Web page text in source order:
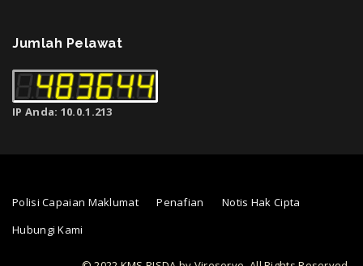
Jumlah Pelawat
IP Anda: 10.0.1.213
Polisi Capaian Maklumat Penafian
Notis Hak Cipta
Hubungi Kami